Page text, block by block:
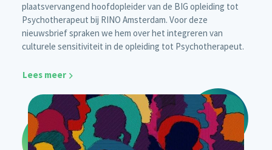
plaatsvervangend hoofdopleider van de BIG opleiding tot
Psychotherapeut bij RINO Amsterdam. Voor deze
nieuwsbrief spraken we hem over het integreren van
culturele sensitiviteit in de opleiding tot Psychotherapeut.
Lees meer